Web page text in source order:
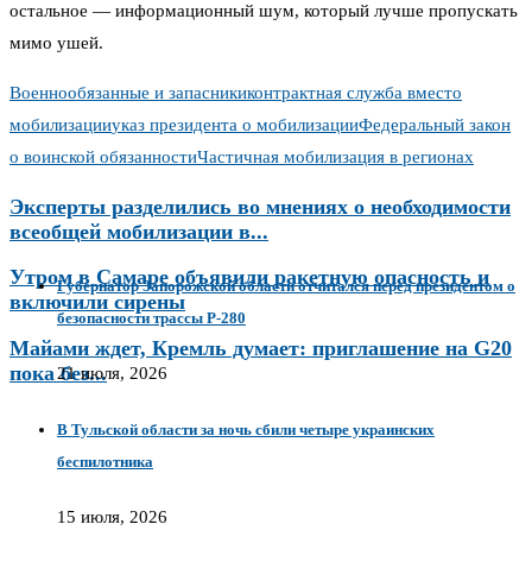
остальное — информационный шум, который лучше пропускать
мимо ушей.
Военнообязанные и запасникиконтрактная служба вместо
мобилизацииуказ президента о мобилизацииФедеральный закон
о воинской обязанностиЧастичная мобилизация в регионах
Эксперты разделились во мнениях о необходимости
всеобщей мобилизации в...
Утром в Самаре объявили ракетную опасность и
включили сирены
Майами ждет, Кремль думает: приглашение на G20
пока без...
Губернатор Запорожской области отчитался перед президентом о
безопасности трассы Р-280
21 июля, 2026
В Тульской области за ночь сбили четыре украинских
беспилотника
15 июля, 2026